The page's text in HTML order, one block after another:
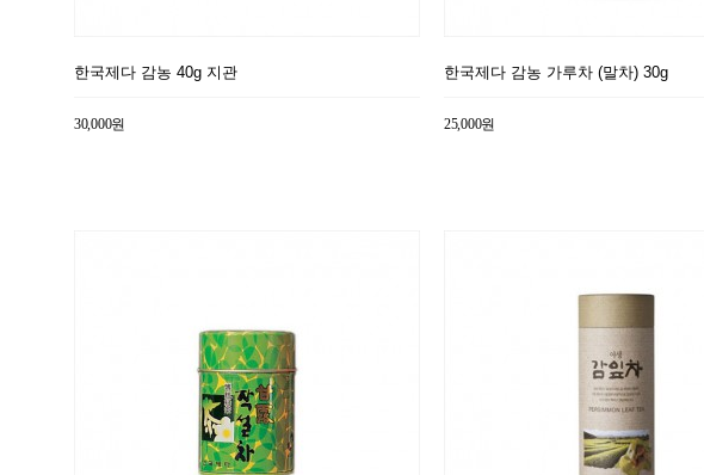
한국제다 감농 40g 지관
30,000원
한국제다 감농 가루차 (말차) 30g
25,000원